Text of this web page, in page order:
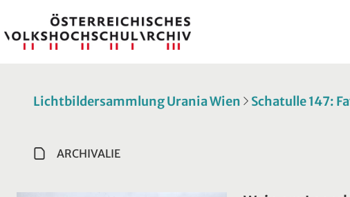
Lichtbildersammlung Urania Wien Schatulle 147:
ARCHIVALIE